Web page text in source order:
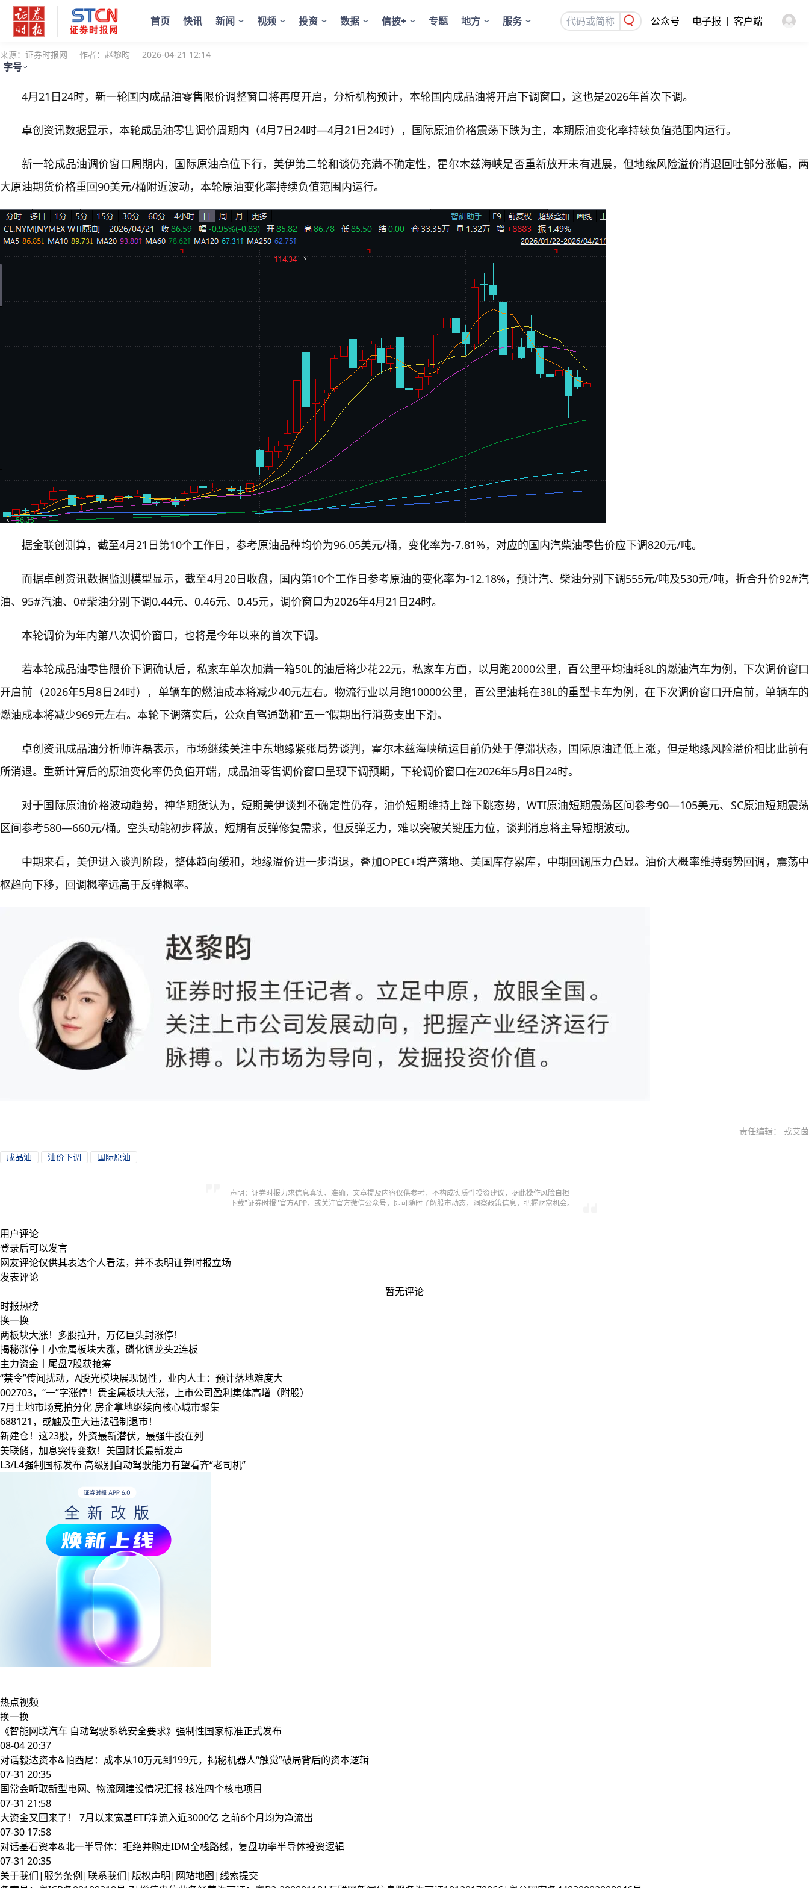
首页 快讯 新闻 视频 投资 数据 信披+ 专题 地方 服务 公众号 电子报 客户端
您当前的位置： 证券时报>公司
今晚！成品油价，预计年内首降！
来源：证券时报网 作者：赵黎昀 2026-04-21 12:14
字号
4月21日24时，新一轮国内成品油零售限价调整窗口将再度开启，分析机构预计，本轮国内成品油将开启下调窗口，这也是2026年首次下调。
卓创资讯数据显示，本轮成品油零售调价周期内（4月7日24时—4月21日24时），国际原油价格震荡下跌为主，本期原油变化率持续负值范围内运行。
新一轮成品油调价窗口周期内，国际原油高位下行，美伊第二轮和谈仍充满不确定性，霍尔木兹海峡是否重新放开未有进展，但地缘风险溢价消退回吐部分涨幅，两
大原油期货价格重回90美元/桶附近波动，本轮原油变化率持续负值范围内运行。
据金联创测算，截至4月21日第10个工作日，参考原油品种均价为96.05美元/桶，变化率为-7.81%，对应的国内汽柴油零售价应下调820元/吨。
而据卓创资讯数据监测模型显示，截至4月20日收盘，国内第10个工作日参考原油的变化率为-12.18%，预计汽、柴油分别下调555元/吨及530元/吨，折合升价92#汽
油、95#汽油、0#柴油分别下调0.44元、0.46元、0.45元，调价窗口为2026年4月21日24时。
本轮调价为年内第八次调价窗口，也将是今年以来的首次下调。
若本轮成品油零售限价下调确认后，私家车单次加满一箱50L的油后将少花22元，私家车方面，以月跑2000公里，百公里平均油耗8L的燃油汽车为例，下次调价窗口
开启前（2026年5月8日24时），单辆车的燃油成本将减少40元左右。物流行业以月跑10000公里，百公里油耗在38L的重型卡车为例，在下次调价窗口开启前，单辆车的
燃油成本将减少969元左右。本轮下调落实后，公众自驾通勤和“五一”假期出行消费支出下滑。
卓创资讯成品油分析师许磊表示，市场继续关注中东地缘紧张局势谈判，霍尔木兹海峡航运目前仍处于停滞状态，国际原油逢低上涨，但是地缘风险溢价相比此前有
所消退。重新计算后的原油变化率仍负值开端，成品油零售调价窗口呈现下调预期，下轮调价窗口在2026年5月8日24时。
对于国际原油价格波动趋势，神华期货认为，短期美伊谈判不确定性仍存，油价短期维持上蹿下跳态势，WTI原油短期震荡区间参考90—105美元、SC原油短期震荡
区间参考580—660元/桶。空头动能初步释放，短期有反弹修复需求，但反弹乏力，难以突破关键压力位，谈判消息将主导短期波动。
中期来看，美伊进入谈判阶段，整体趋向缓和，地缘溢价进一步消退，叠加OPEC+增产落地、美国库存累库，中期回调压力凸显。油价大概率维持弱势回调，震荡中
枢趋向下移，回调概率远高于反弹概率。
责任编辑： 戎艾茵
成品油 油价下调 国际原油
声明：证券时报力求信息真实、准确，文章提及内容仅供参考，不构成实质性投资建议，据此操作风险自担
下载"证券时报"官方APP，或关注官方微信公众号，即可随时了解股市动态，洞察政策信息，把握财富机会。
用户评论
登录后可以发言
网友评论仅供其表达个人看法，并不表明证券时报立场
发表评论
暂无评论
时报热榜
换一换
两板块大涨！多股拉升，万亿巨头封涨停！
揭秘涨停丨小金属板块大涨，磷化铟龙头2连板
主力资金丨尾盘7股获抢筹
“禁令”传闻扰动，A股光模块展现韧性，业内人士：预计落地难度大
002703，“一”字涨停！贵金属板块大涨，上市公司盈利集体高增（附股）
7月土地市场竞拍分化 房企拿地继续向核心城市聚集
688121，或触及重大违法强制退市！
新建仓！这23股，外资最新潜伏，最强牛股在列
美联储，加息突传变数！美国财长最新发声
L3/L4强制国标发布 高级别自动驾驶能力有望看齐“老司机”
热点视频
换一换
《智能网联汽车 自动驾驶系统安全要求》强制性国家标准正式发布
08-04 20:37
对话毅达资本&帕西尼：成本从10万元到199元，揭秘机器人“触觉”破局背后的资本逻辑
07-31 20:35
国常会听取新型电网、物流网建设情况汇报 核准四个核电项目
07-31 21:58
大资金又回来了！ 7月以来宽基ETF净流入近3000亿 之前6个月均为净流出
07-30 17:58
对话基石资本&北一半导体：拒绝并购走IDM全栈路线，复盘功率半导体投资逻辑
07-31 20:35
关于我们| 服务条例|联系我们| 版权声明| 网站地图|线索提交